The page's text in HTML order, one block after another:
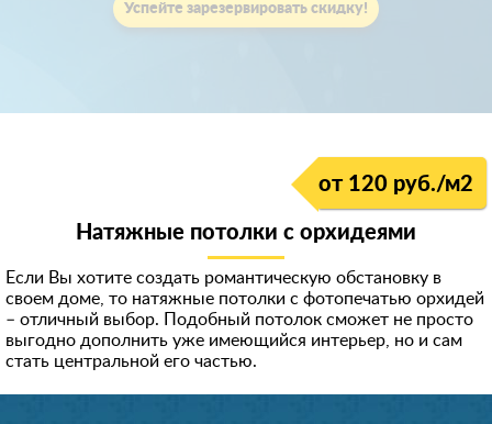
Успейте зарезервировать скидку!
от 120 руб./м2
Натяжные потолки с орхидеями
Если Вы хотите создать романтическую обстановку в
своем доме, то натяжные потолки с фотопечатью орхидей
– отличный выбор. Подобный потолок сможет не просто
выгодно дополнить уже имеющийся интерьер, но и сам
стать центральной его частью.